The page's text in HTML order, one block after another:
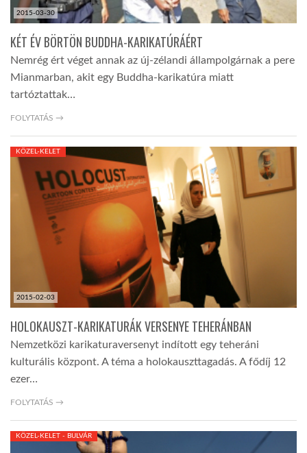
2015-03-30
KÉT ÉV BÖRTÖN BUDDHA-KARIKATÚRÁÉRT
Nemrég ért véget annak az új-zélandi állampolgárnak a pere
Mianmarban, akit egy Buddha-karikatúra miatt
tartóztattak…
FOLYTATÁS →
2015-02-03
KÖZEL-KELET
HOLOKAUSZT-KARIKATURÁK VERSENYE TEHERÁNBAN
Nemzetközi karikaturaversenyt indított egy teheráni
kulturális központ. A téma a holokauszttagadás. A fődíj 12
ezer…
FOLYTATÁS →
KÖZEL-KELET - BULVÁR